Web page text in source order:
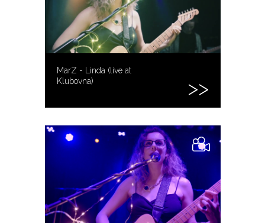
MarZ - Linda (live at
Klubovna)